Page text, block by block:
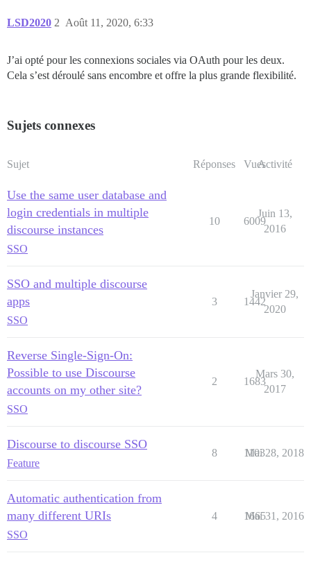
LSD2020 Août 11, 2020, 6:33
2
J’ai opté pour les connexions sociales via OAuth pour les deux.
Cela s’est déroulé sans encombre et offre la plus grande flexibilité.
Sujets connexes
Sujet Réponses VuesActivité
Use the same user database and
login credentials in multiple
discourse instances
SSO
10 6009
Juin 13,
2016
SSO and multiple discourse
apps
SSO
3 1442
Janvier 29,
2020
Reverse Single-Sign-On:
Possible to use Discourse
accounts on my other site?
SSO
2 1683
Mars 30,
2017
Discourse to discourse SSO
Feature
8 1103
Mai 28, 2018
Automatic authentication from
many different URIs
SSO
4 1665
Mai 31, 2016